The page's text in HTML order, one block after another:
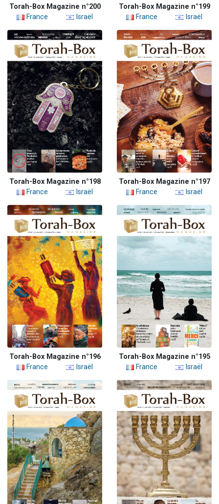
Torah-Box Magazine n°200
France
Israël
Torah-Box Magazine n°199
France
Israël
Torah-Box Magazine n°198
France
Israël
Torah-Box Magazine n°197
France
Israël
Torah-Box Magazine n°196
France
Israël
Torah-Box Magazine n°195
France
Israël